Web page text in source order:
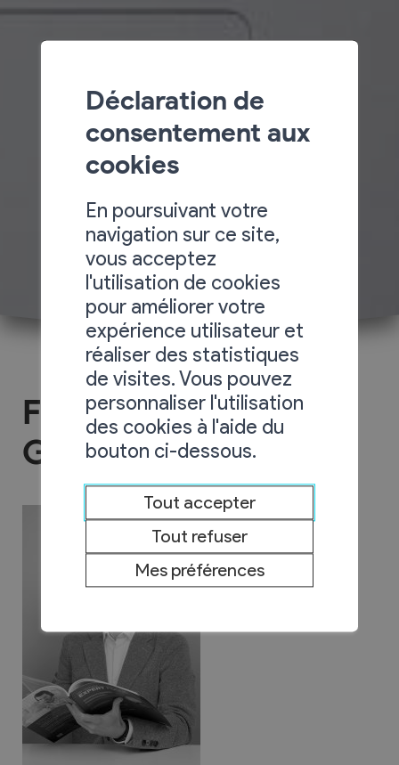
Fiduciaire Ibex
Gestion Sàrl
Déclaration de
consentement aux
cookies
En poursuivant votre
navigation sur ce site,
vous acceptez
l'utilisation de cookies
pour améliorer votre
expérience utilisateur et
réaliser des statistiques
de visites. Vous pouvez
personnaliser l'utilisation
des cookies à l'aide du
bouton ci-dessous.
Tout accepter
Tout refuser
Mes préférences